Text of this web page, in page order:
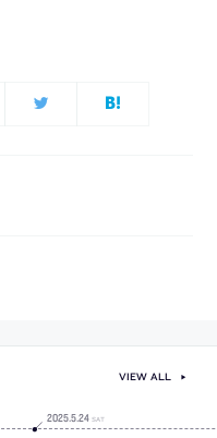
2025.5.24 SAT
VIEW ALL